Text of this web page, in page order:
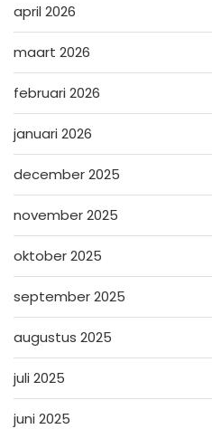
april 2026
maart 2026
februari 2026
januari 2026
december 2025
november 2025
oktober 2025
september 2025
augustus 2025
juli 2025
juni 2025